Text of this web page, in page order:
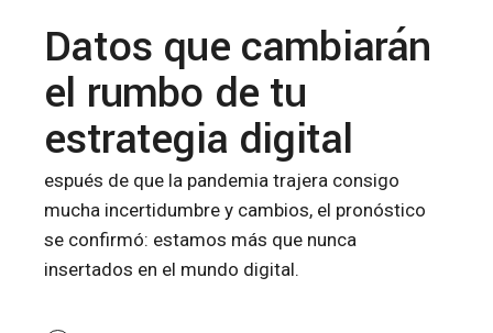
Datos que cambiarán
el rumbo de tu
estrategia digital
espués de que la pandemia trajera consigo
mucha incertidumbre y cambios, el pronóstico
se confirmó: estamos más que nunca
insertados en el mundo digital.